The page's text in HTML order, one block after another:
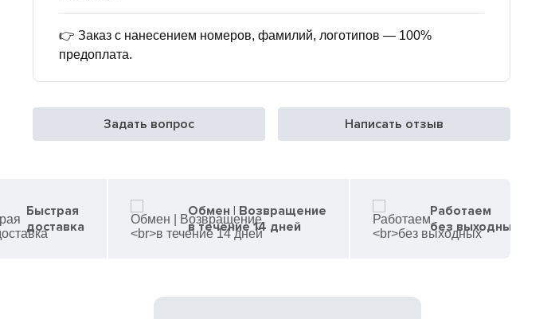
👉 Заказ с нанесением номеров, фамилий, логотипов — 100%
предоплата.
Задать вопрос Написать отзыв
Быстрая
доставка
Обмен | Возвращение
в течение 14 дней
Работаем
без выходных